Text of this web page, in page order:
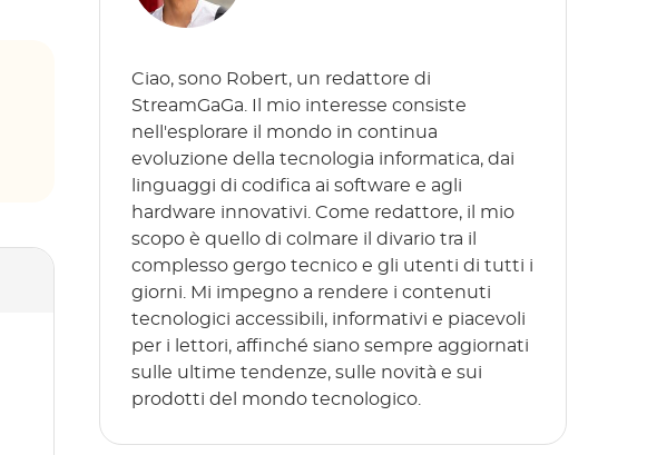
Ciao, sono Robert, un redattore di
StreamGaGa. Il mio interesse consiste
nell'esplorare il mondo in continua
evoluzione della tecnologia informatica, dai
linguaggi di codifica ai software e agli
hardware innovativi. Come redattore, il mio
scopo è quello di colmare il divario tra il
complesso gergo tecnico e gli utenti di tutti i
giorni. Mi impegno a rendere i contenuti
tecnologici accessibili, informativi e piacevoli
per i lettori, affinché siano sempre aggiornati
sulle ultime tendenze, sulle novità e sui
prodotti del mondo tecnologico.